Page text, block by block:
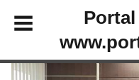
Portal